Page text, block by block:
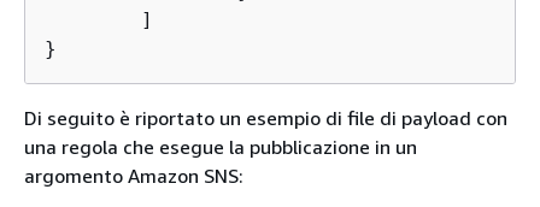
}
Di seguito è riportato un esempio di file di payload con
una regola che esegue la pubblicazione in un
argomento Amazon SNS: